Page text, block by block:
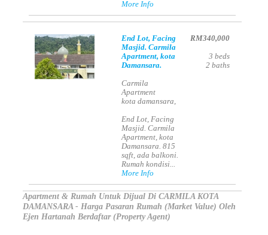
More Info
End Lot, Facing
Masjid. Carmila
Apartment, kota
Damansara.
Carmila
Apartment
kota damansara,
End Lot, Facing
Masjid. Carmila
Apartment, kota
Damansara. 815
sqft, ada balkoni.
Rumah kondisi...
More Info
RM340,000
3 beds
2 baths
Apartment & Rumah Untuk Dijual Di CARMILA KOTA
DAMANSARA - Harga Pasaran Rumah (Market Value) Oleh
Ejen Hartanah Berdaftar (Property Agent)